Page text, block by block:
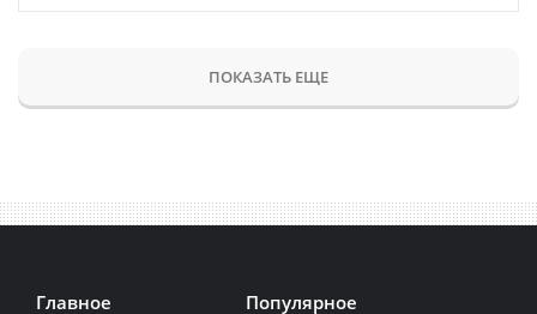
ПОКАЗАТЬ ЕЩЕ
Главное Популярное